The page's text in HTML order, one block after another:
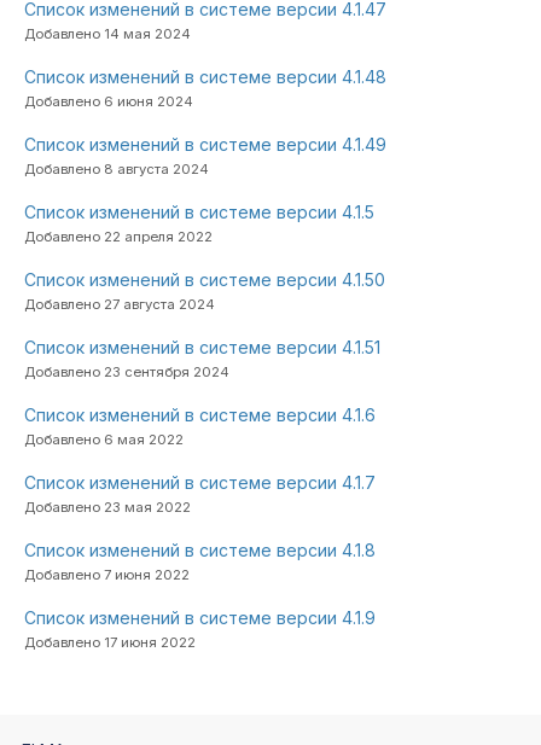
Список изменений в системе версии 4.1.47
Добавлено 14 мая 2024
Список изменений в системе версии 4.1.48
Добавлено 6 июня 2024
Список изменений в системе версии 4.1.49
Добавлено 8 августа 2024
Список изменений в системе версии 4.1.5
Добавлено 22 апреля 2022
Список изменений в системе версии 4.1.50
Добавлено 27 августа 2024
Список изменений в системе версии 4.1.51
Добавлено 23 сентября 2024
Список изменений в системе версии 4.1.6
Добавлено 6 мая 2022
Список изменений в системе версии 4.1.7
Добавлено 23 мая 2022
Список изменений в системе версии 4.1.8
Добавлено 7 июня 2022
Список изменений в системе версии 4.1.9
Добавлено 17 июня 2022